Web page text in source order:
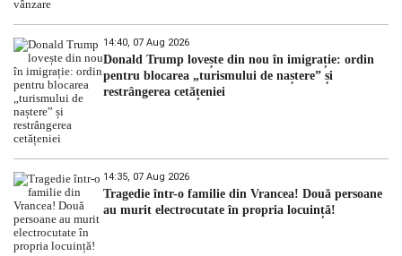
14:40, 07 Aug 2026
Donald Trump lovește din nou în imigrație: ordin
pentru blocarea „turismului de naștere” și
restrângerea cetățeniei
14:35, 07 Aug 2026
Tragedie într-o familie din Vrancea! Două persoane
au murit electrocutate în propria locuință!